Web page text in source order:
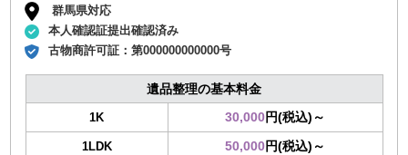
群馬県対応
本人確認証提出確認済み
古物商許可証：第000000000000号
遺品整理の基本料金
1K 30,000円(税込)～
1LDK 50,000円(税込)～